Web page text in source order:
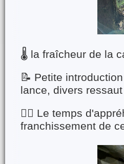
🌡️ la fraîcheur de la
📝 Petite
lance, divers
🧗‍♀️ Le temps
franchissement de